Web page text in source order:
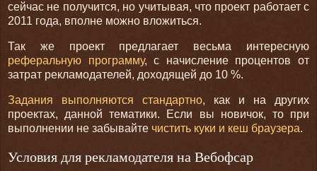
сейчас не получится, но учитывая, что проект работает с
2011 года, вполне можно вложиться.
Так же проект предлагает весьма интересную
реферальную программу, с начисление процентов от
затрат рекламодателей, доходящей до 10 %.
Задания выполняются стандартно, как и на других
проектах, данной тематики. Если вы новичок, то при
выполнении не забывайте чистить куки и кеш браузера.
Условия для рекламодателя на Вебофсар